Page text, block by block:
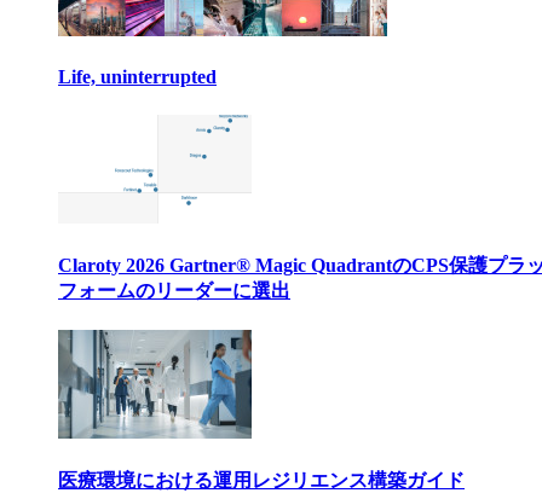
Life, uninterrupted
Claroty 2026 Gartner® Magic QuadrantのCPS保護プラ
フォームのリーダーに選出
医療環境における運用レジリエンス構築ガイド